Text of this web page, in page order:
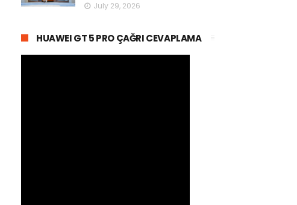
July 29, 2026
HUAWEI GT 5 PRO ÇAĞRI CEVAPLAMA